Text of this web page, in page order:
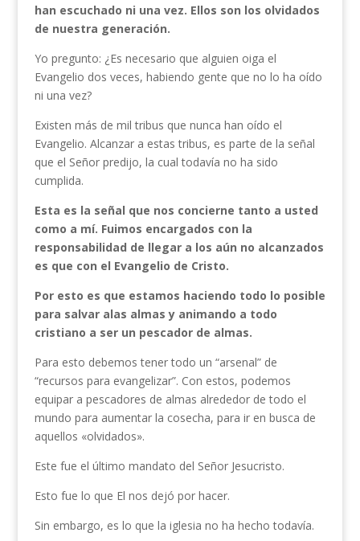
han escuchado ni una vez. Ellos son los olvidados
de nuestra generación.
Yo pregunto: ¿Es necesario que alguien oiga el
Evangelio dos veces, habiendo gente que no lo ha oído
ni una vez?
Existen más de mil tribus que nunca han oído el
Evangelio. Alcanzar a estas tribus, es parte de la señal
que el Señor predijo, la cual todavía no ha sido
cumplida.
Esta es la señal que nos concierne tanto a usted
como a mí. Fuimos encargados con la
responsabilidad de llegar a los aún no alcanzados
es que con el Evangelio de Cristo.
Por esto es que estamos haciendo todo lo posible
para salvar alas almas y animando a todo
cristiano a ser un pescador de almas.
Para esto debemos tener todo un “arsenal” de
“recursos para evangelizar”. Con estos, podemos
equipar a pescadores de almas alrededor de todo el
mundo para aumentar la cosecha, para ir en busca de
aquellos «olvidados».
Este fue el último mandato del Señor Jesucristo.
Esto fue lo que El nos dejó por hacer.
Sin embargo, es lo que la iglesia no ha hecho todavía.